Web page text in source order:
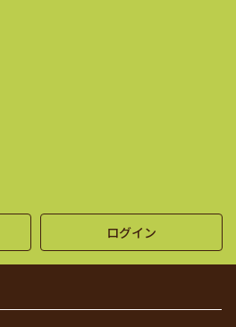
ログイン